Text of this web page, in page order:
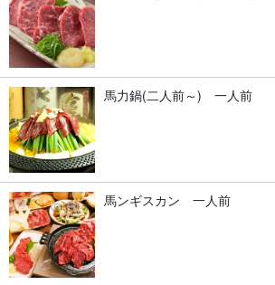
馬力鍋(二人前～) 一人前
馬ンギスカン 一人前